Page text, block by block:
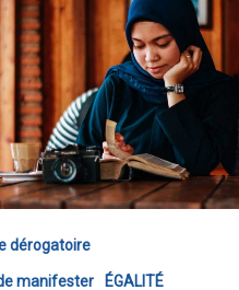
dérogatoire
manifester ÉGALITÉ